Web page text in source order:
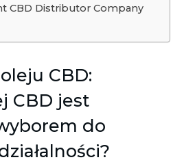
CBD Distributor Company
CBD:
CBD jest
do